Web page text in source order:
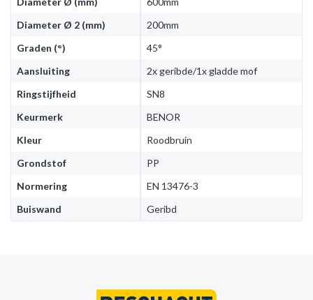
Diameter Ø 2 (mm)
200mm
Graden (°)
45°
Aansluiting
2x geribde/1x gladde mof
Ringstijfheid
SN8
Keurmerk
BENOR
Kleur
Roodbruin
Grondstof
PP
Normering
EN 13476-3
Buiswand
Geribd